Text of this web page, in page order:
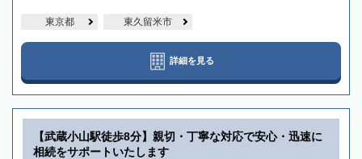
東京都 東久留米市
詳細を見る
【武蔵小山駅徒歩8分】親切・丁寧な対応で安心・迅速に
相続をサポートいたします